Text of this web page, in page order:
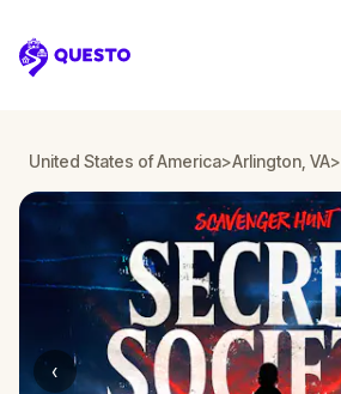
Questo
United States of America>Arlington, VA>
‹